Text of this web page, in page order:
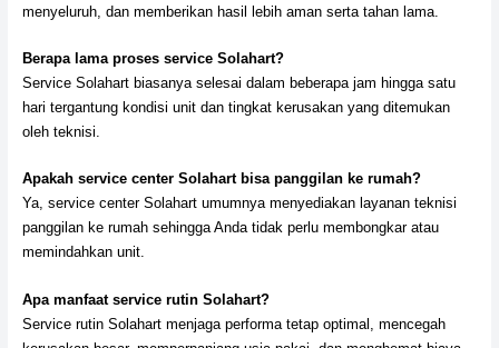
menyeluruh, dan memberikan hasil lebih aman serta tahan lama.
Berapa lama proses service Solahart?
Service Solahart biasanya selesai dalam beberapa jam hingga satu
hari tergantung kondisi unit dan tingkat kerusakan yang ditemukan
oleh teknisi.
Apakah service center Solahart bisa panggilan ke rumah?
Ya, service center Solahart umumnya menyediakan layanan teknisi
panggilan ke rumah sehingga Anda tidak perlu membongkar atau
memindahkan unit.
Apa manfaat service rutin Solahart?
Service rutin Solahart menjaga performa tetap optimal, mencegah